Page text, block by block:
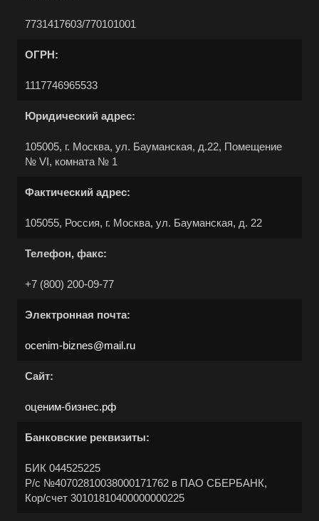
7731417603/770101001
ОГРН:
1117746965533
Юридический адрес:
105005, г. Москва, ул. Бауманская, д.22, Помещение
№ VI, комната № 1
Фактический адрес:
105055, Россия, г. Москва, ул. Бауманская, д. 22
Телефон, факс:
+7 (800) 200-09-77
Электронная почта:
ocenim-biznes@mail.ru
Сайт:
оценим-бизнес.рф
Банковские реквизиты:
БИК 044525225
Р/с №40702810038000171762 в ПАО СБЕРБАНК,
Кор/счет 30101810400000000225
Выберите ваш город
Например:Нарьян-Мар
Абакан
Абдулино
Аксай
Алушта
Ангарск
Анжеро-Судженск
Арамиль
Арзамас